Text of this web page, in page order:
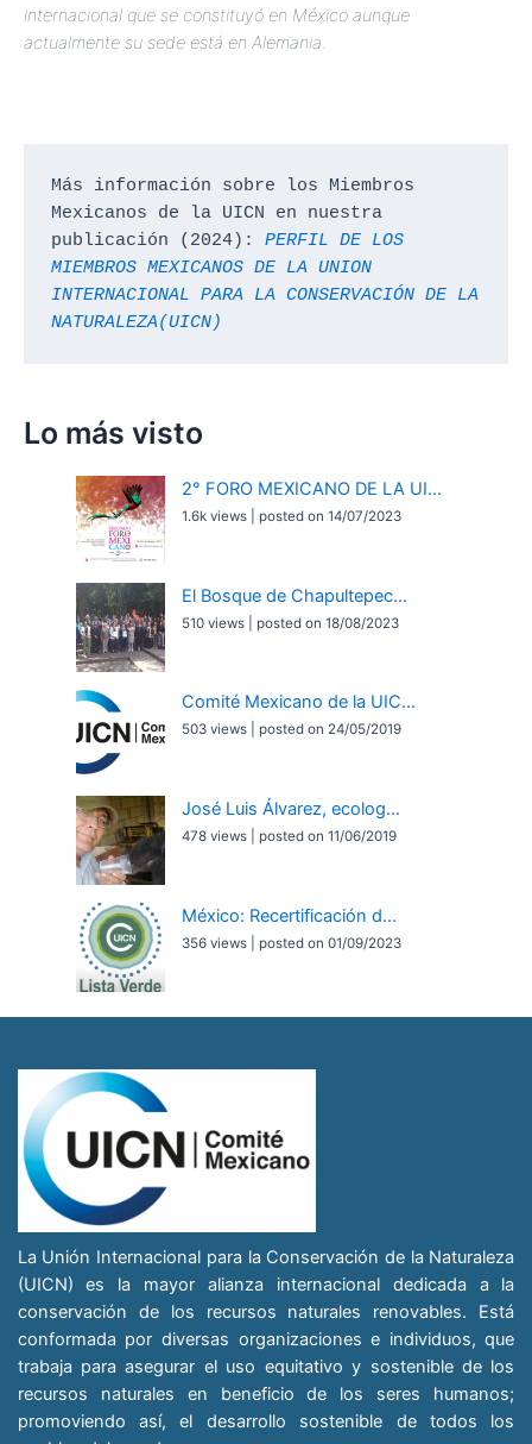
internacional que se constituyó en México aunque
actualmente su sede está en Alemania.
Más información sobre los Miembros
Mexicanos de la UICN en nuestra
publicación (2024): PERFIL DE LOS
MIEMBROS MEXICANOS DE LA UNION
INTERNACIONAL PARA LA CONSERVACIÓN DE LA
NATURALEZA(UICN)
Lo más visto
2° FORO MEXICANO DE LA UI...
1.6k views posted on 14/07/2023
El Bosque de Chapultepec...
510 views posted on 18/08/2023
Comité Mexicano de la UIC...
503 views posted on 24/05/2019
José Luis Álvarez, ecolog...
478 views posted on 11/06/2019
México: Recertificación d...
356 views posted on 01/09/2023
La Unión Internacional para la Conservación de la Naturaleza
(UICN) es la mayor alianza internacional dedicada a la
conservación de los recursos naturales renovables. Está
conformada por diversas organizaciones e individuos, que
trabaja para asegurar el uso equitativo y sostenible de los
recursos naturales en beneficio de los seres humanos;
promoviendo así, el desarrollo sostenible de todos los